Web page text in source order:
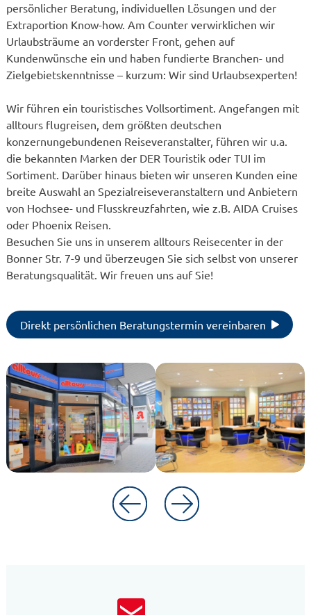
persönlicher Beratung, individuellen Lösungen und der
Extraportion Know-how. Am Counter verwirklichen wir
Urlaubsträume an vorderster Front, gehen auf
Kundenwünsche ein und haben fundierte Branchen- und
Zielgebietskenntnisse – kurzum: Wir sind Urlaubsexperten!
Wir führen ein touristisches Vollsortiment. Angefangen mit
alltours flugreisen, dem größten deutschen
konzernungebundenen Reiseveranstalter, führen wir u.a.
die bekannten Marken der DER Touristik oder TUI im
Sortiment. Darüber hinaus bieten wir unseren Kunden eine
breite Auswahl an Spezialreiseveranstaltern und Anbietern
von Hochsee- und Flusskreuzfahrten, wie z.B. AIDA Cruises
oder Phoenix Reisen.
Besuchen Sie uns in unserem alltours Reisecenter in der
Bonner Str. 7-9 und überzeugen Sie sich selbst von unserer
Beratungsqualität. Wir freuen uns auf Sie!
Direkt persönlichen Beratungstermin vereinbaren